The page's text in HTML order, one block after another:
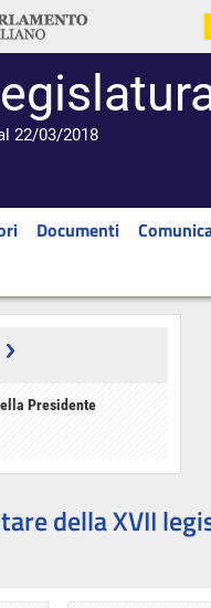
22/03/2018
Documenti
Presidente
della XVII